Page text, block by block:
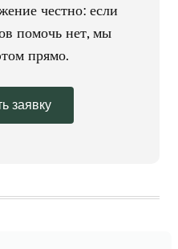
честно: если
помочь нет, мы
прямо.
заявку